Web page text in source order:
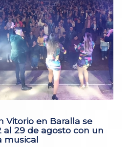
Vitorio en Baralla se
al 29 de agosto con un
musical